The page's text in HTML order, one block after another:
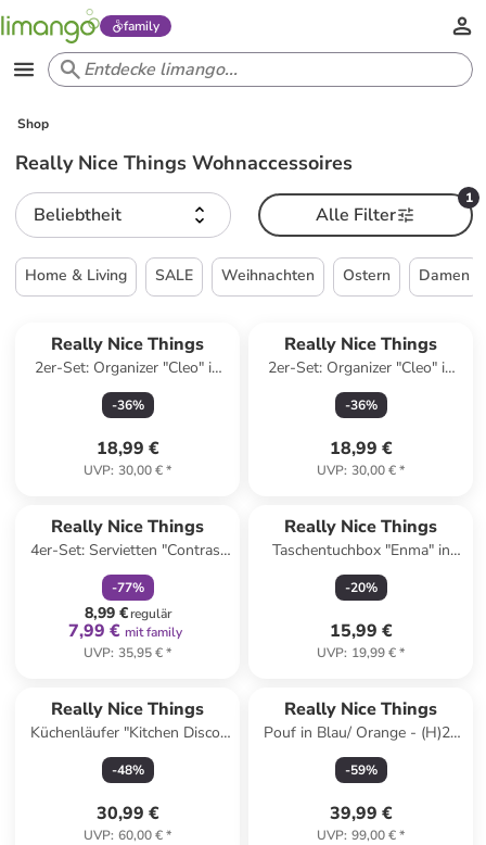
family
Shop
Really Nice Things Wohnaccessoires
Beliebtheit
1
Alle Filter
Home & Living SALE Weihnachten Ostern Damen
Really Nice Things
2er-Set: Organizer "Cleo" in
Türkis/ Orange
-36%
18,99 €
UVP: 30,00 €*
Really Nice Things
2er-Set: Organizer "Cleo" in
Grün/ Lila/ Gelb
-36%
18,99 €
UVP: 30,00 €*
Really Nice Things
4er-Set: Servietten "Contrast
Edge" in Blau - (B)40 x (H)40
cm
-77%
8,99 €regulär
7,99 € mit family
UVP: 35,95 €*
Really Nice Things
Taschentuchbox "Enma" in
Blau - (B)14 x (H)9 cm
-20%
15,99 €
UVP: 19,99 €*
Really Nice Things
Küchenläufer "Kitchen Disco"
in Beige/ Rot - (L)135 x (B)55
cm
-48%
30,99 €
UVP: 60,00 €*
Really Nice Things
Pouf in Blau/ Orange - (H)20
x Ø 50 cm
-59%
39,99 €
UVP: 99,00 €*